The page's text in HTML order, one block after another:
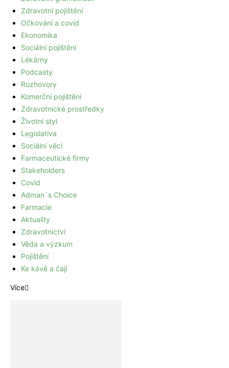
Zdravotní pojištění
Očkování a covid
Ekonomika
Sociální pojištění
Lékárny
Podcasty
Rozhovory
Komerční pojištění
Zdravotnické prostředky
Životní styl
Legislativa
Sociální věci
Farmaceutické firmy
Stakeholders
Covid
Adman´s Choice
Farmacie
Aktuality
Zdravotnictví
Věda a výzkum
Pojištění
Ke kávě a čaji
Více